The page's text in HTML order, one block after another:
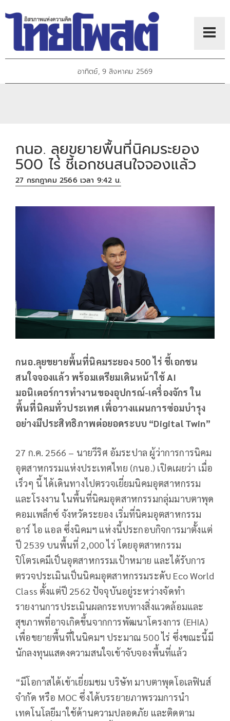
อาทิตย์, 9 สิงหาคม 2569
กนอ. ลุยขยายพื้นที่นิคมระยอง
500 ไร่ ชี้เอกชนสนใจจองแล้ว
27 กรกฎาคม 2566 เวลา 9:42 น.
กนอ.ลุยขยายพื้นที่นิคมระยอง 500 ไร่ ชี้เอกชน
สนใจจองแล้ว พร้อมเตรียมเดินหน้าใช้ AI
มอนิเตอร์การทำงานของอุปกรณ์-เครื่องจักร ใน
พื้นที่นิคมทั่วประเทศ เพื่อวางแผนการซ่อมบำรุง
อย่างมีประสิทธิภาพต่อยอดระบบ “Digital Twin”
27 ก.ค. 2566 – นายวีริศ อัมระปาล ผู้ว่าการการนิคม
อุตสาหกรรมแห่งประเทศไทย (กนอ.) เปิดเผยว่า เมื่อ
เร็วๆ นี้ ได้เดินทางไปตรวจเยี่ยมนิคมอุตสาหกรรม
และโรงงาน ในพื้นที่นิคมอุตสาหกรรมกลุ่มมาบตาพุด
คอมเพล็กซ์ จังหวัดระยอง เริ่มที่นิคมอุตสาหกรรม
อาร์ ไอ แอล ซึ่งนิคมฯ แห่งนี้ประกอบกิจการมาตั้งแต่
ปี 2539 บนพื้นที่ 2,000 ไร่ โดยอุตสาหกรรม
ปิโตรเคมีเป็นอุตสาหกรรมเป้าหมาย และได้รับการ
ตรวจประเมินเป็นนิคมอุตสาหกรรมระดับ Eco World
Class ตั้งแต่ปี 2562 ปัจจุบันอยู่ระหว่างจัดทำ
รายงานการประเมินผลกระทบทางสิ่งแวดล้อมและ
สุขภาพที่อาจเกิดขึ้นจากการพัฒนาโครงการ (EHIA)
เพื่อขยายพื้นที่ในนิคมฯ ประมาณ 500 ไร่ ซึ่งขณะนี้มี
นักลงทุนแสดงความสนใจเข้าจับจองพื้นที่แล้ว
“มีโอกาสได้เข้าเยี่ยมชม บริษัท มาบตาพุดโอเลฟินส์
จํากัด หรือ MOC ซึ่งได้บรรยายภาพรวมการนำ
เทคโนโลยีมาใช้ด้านความปลอดภัย และติดตาม